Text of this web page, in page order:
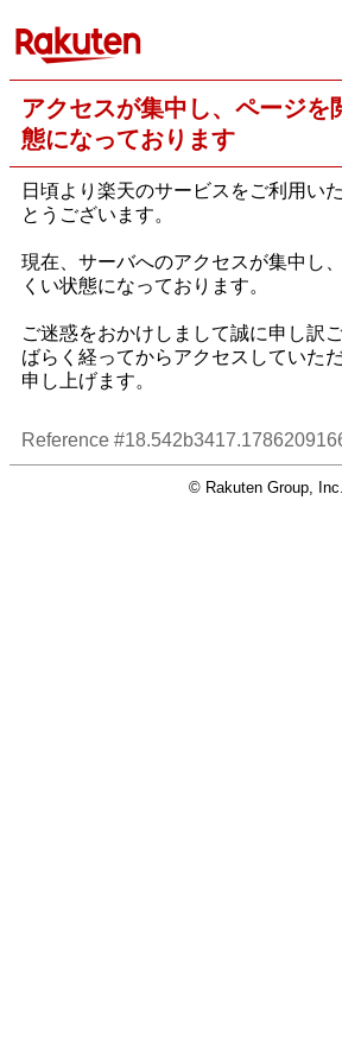
アクセスが集中し、ページを
態になっております
日頃より楽天のサービスをご利用い
とうございます。
現在、サーバへのアクセスが集中し
くい状態になっております。
ご迷惑をおかけしまして誠に申し訳
ばらく経ってからアクセスしていた
申し上げます。
Reference
© Rakuten Group, Inc.